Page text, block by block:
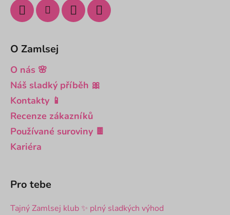
O Zamlsej
O nás 🌸
Náš sladký příběh 🎀
Kontakty 📱
Recenze zákazníků
Používané suroviny 🍫
Kariéra
Pro tebe
Tajný Zamlsej klub ✨ plný sladkých výhod